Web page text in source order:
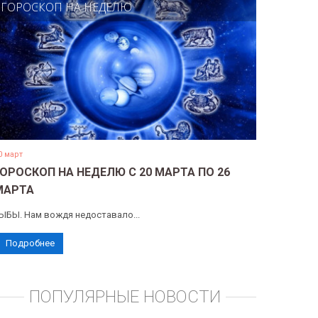
ГОРОСКОП НА НЕДЕЛЮ
март
НА НЕДЕЛЮ С 20 МАРТА ПО 26
Нам вождя недоставало...
Подробнее
ПОПУЛЯРНЫЕ НОВОСТИ